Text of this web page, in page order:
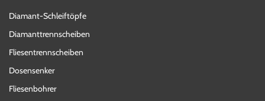
Diamant-Schleiftöpfe
Diamanttrennscheiben
Fliesentrennscheiben
Dosensenker
Fliesenbohrer